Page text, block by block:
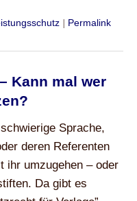
Permalink
Kann mal wer
Sprache,
deren Referenten
ihr umzugehen – oder
Da gibt es